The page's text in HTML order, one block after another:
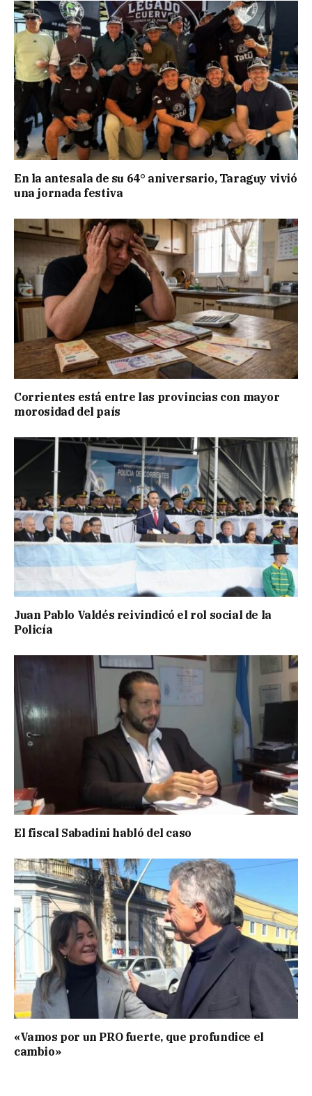
En la antesala de su 64° aniversario, Taraguy vivió
una jornada festiva
Corrientes está entre las provincias con mayor
morosidad del país
Juan Pablo Valdés reivindicó el rol social de la
Policía
El fiscal Sabadini habló del caso
«Vamos por un PRO fuerte, que profundice el
cambio»